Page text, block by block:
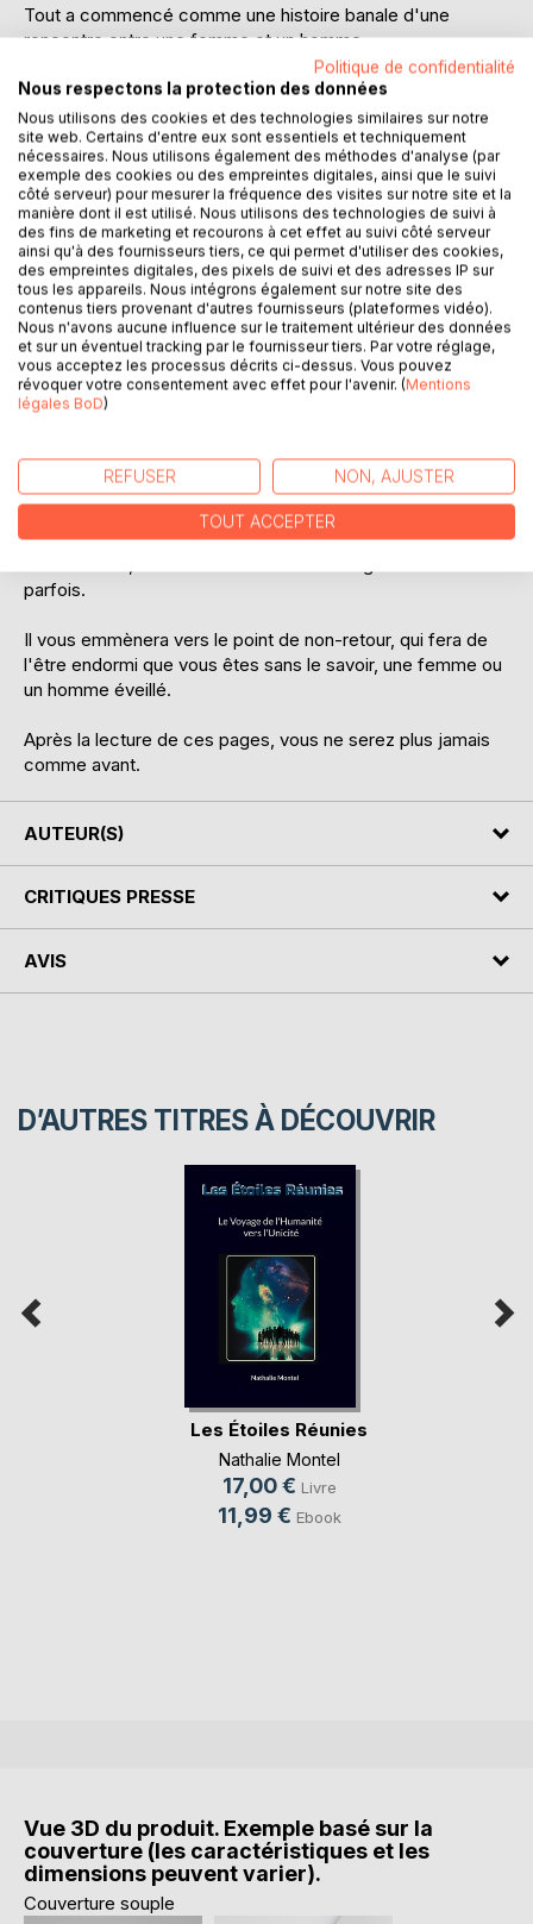
Tout a commencé comme une histoire banale d'une
rencontre entre une femme et un homme.
Cet événement a enclenché une enquête de cinq années
sur les âmes jumelles, appelées aussi "flammes jumelles",
aboutissant à une vérité à laquelle on ne peut s'attendre.
Ce livre est avant tout un voyage initiatique vers une
ouverture de conscience sur un monde tel que nous ne
l'imaginons pas.
Bien au-delà de l'histoire personnelle qu'il raconte, il nous
entraîne vers le fabuleux destin de la terre.
Cet extraordinaire bond en avant de l'humanité, qui va
bientôt voir au-delà du voile de l'illusion et recevoir le
magnifique cadeau de l'Amour Inconditionnel.
Ce ouvrage est écrit à la façon d'un journal, sur plusieurs
années, s'arrêtant parfois pendant plusieurs semaines ou
narrant l'histoire de la rencontre entre deux âmes jumelles,
et la seconde l'enquête qui en a résulté.
Ce n'est pas la résultante de ce travail, mais bien le
cheminement qui importe, avec ses écueils, ses
parfois.
Il vous emmènera vers le point de non-retour, qui fera de
l'être endormi que vous êtes sans le savoir, une femme ou
un homme éveillé.
Après la lecture de ces pages, vous ne serez plus jamais
comme avant.
AUTEUR(S)
CRITIQUES PRESSE
AVIS
D’AUTRES TITRES À DÉCOUVRIR
Les Étoiles Réunies
Nathalie Montel
17,00 € Livre
11,99 € Ebook
Vue 3D du produit. Exemple basé sur la
couverture (les caractéristiques et les
dimensions peuvent varier).
Couverture souple
Politique de confidentialité
Nous respectons la protection des données
Nous utilisons des cookies et des technologies similaires sur notre
site web. Certains d'entre eux sont essentiels et techniquement
nécessaires. Nous utilisons également des méthodes d'analyse (par
exemple des cookies ou des empreintes digitales, ainsi que le suivi
côté serveur) pour mesurer la fréquence des visites sur notre site et la
manière dont il est utilisé. Nous utilisons des technologies de suivi à
des fins de marketing et recourons à cet effet au suivi côté serveur
ainsi qu'à des fournisseurs tiers, ce qui permet d'utiliser des cookies,
des empreintes digitales, des pixels de suivi et des adresses IP sur
tous les appareils. Nous intégrons également sur notre site des
contenus tiers provenant d'autres fournisseurs (plateformes vidéo).
Nous n'avons aucune influence sur le traitement ultérieur des données
et sur un éventuel tracking par le fournisseur tiers. Par votre réglage,
vous acceptez les processus décrits ci-dessus. Vous pouvez
révoquer votre consentement avec effet pour l'avenir. (Mentions
légales BoD)
REFUSER NON, AJUSTER
TOUT ACCEPTER